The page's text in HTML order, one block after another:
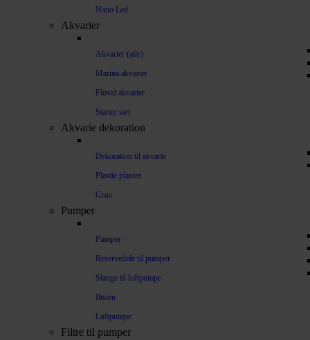
Nano Led
Akvarier
Akvarier (alle)
Marina akvarier
Fluval akvarier
Starter sæt
Akvarie dekoration
Dekoration til akvarie
Plastic planter
Grus
Pumper
Pumper
Reservedele til pumper
Slange til luftpumpe
Iltsten
Luftpumpe
Filtre til pumper